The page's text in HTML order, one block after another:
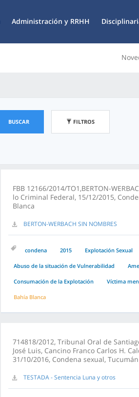
Administración y RRHH
BUSCAR FILTROS
FBB 12166/2014/TO1,BERTON-
lo Criminal Federal, 15/12/2015,
Blanca
BERTON-WERBACH SIN NOMBRES
condena 2015 Explotación Sexual
Abuso de la situación de Vulnerabilidad
Consumación de la Explotación Víctima
Bahía Blanca
714818/2012, Tribunal Oral de
José Luis, Cancino Franco Carlos H.
31/10/2016, Condena sexual, Tucumán
TESTADA - Sentencia Luna y otros